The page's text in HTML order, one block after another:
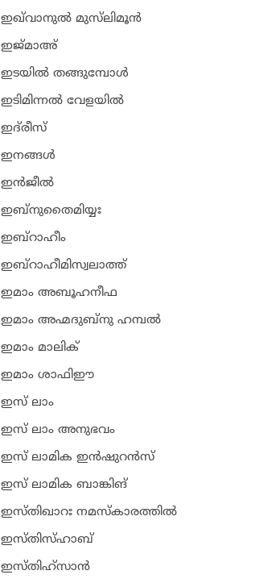
ഇഖ്‌വാനുല്‍ മുസ്‌ലിമൂന്‍
ഇജ്മാഅ്
ഇടയില്‍ തങ്ങുമ്പോള്‍
ഇടിമിന്നല്‍ വേളയില്‍
ഇദ്‌രീസ്‌
ഇനങ്ങള്‍
ഇന്‍ജീല്‍
ഇബ്‌നുതൈമിയ്യഃ
ഇബ്‌റാഹീം
ഇബ്‌റാഹീമിസ്വലാത്ത്
ഇമാം അബൂഹനീഫ
ഇമാം അഹ്മദുബ്‌നു ഹമ്പല്‍
ഇമാം മാലിക്
ഇമാം ശാഫിഈ
ഇസ് ലാം
ഇസ് ലാം അനുഭവം
ഇസ് ലാമിക ഇന്‍ഷുറന്‍സ്‌
ഇസ് ലാമിക ബാങ്കിങ്‌
ഇസ്തിഖാറഃ നമസ്‌കാരത്തില്‍
ഇസ്തിസ്ഹാബ്
ഇസ്തിഹ്‌സാന്‍